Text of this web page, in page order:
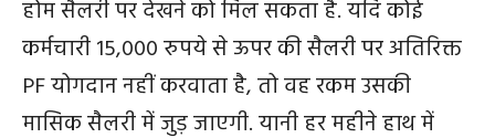
होम सैलरी पर देखने को मिल सकता है. यदि कोई
कर्मचारी 15,000 रुपये से ऊपर की सैलरी पर अतिरिक्त
PF योगदान नहीं करवाता है, तो वह रकम उसकी
मासिक सैलरी में जुड़ जाएगी. यानी हर महीने हाथ में